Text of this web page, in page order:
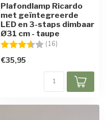
Plafondlamp Ricardo
met geïntegreerde
LED en 3-staps dimbaar
Ø31 cm - taupe
Beoordeling: (16)
€35,95